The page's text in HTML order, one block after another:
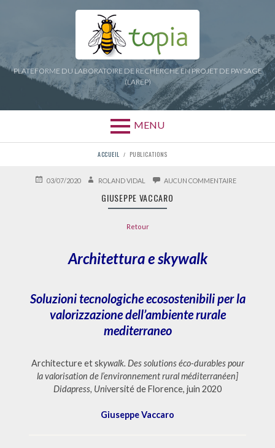
PLATEFORME DU LABORATOIRE DE RECHERCHE EN PROJET DE PAYSAGE
(LAREP)
MENU
D'ARIANE
ACCUEIL PUBLICATIONS
PUBLIÉ03/07/2020 AUTEURROLAND VIDAL AUCUN COMMENTAIRESUR
GIUSEPPE VACCARO
Retour
Architettura e skywalk
Soluzioni tecnologiche ecosostenibili per la
valorizzazione dell’ambiente rurale
mediterraneo
Architecture et skywalk. Des solutions éco-durables pour
la valorisation de l’environnement rural méditerranéen]
Didapress, Université de Florence, juin 2020
Giuseppe Vaccaro